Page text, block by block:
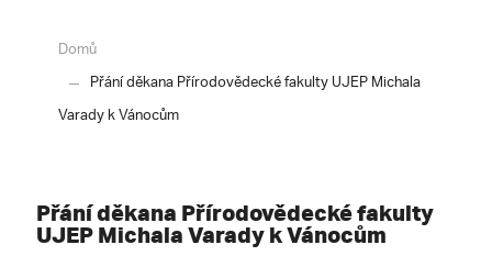
Domů
Přání děkana Přírodovědecké fakulty UJEP Michala
Varady k Vánocům
Přání děkana Přírodovědecké fakulty
UJEP Michala Varady k Vánocům